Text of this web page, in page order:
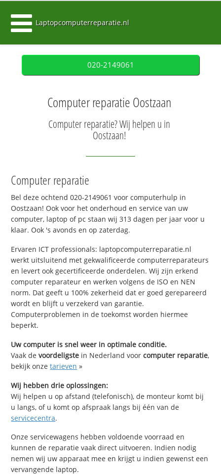
Laptopcomputerreparatie.nl
020-2149061
Computer reparatie Oostzaan
Computer reparatie? Wij helpen u in
Oostzaan!
Computer reparatie
Bel deze ochtend 020-2149061 voor computerhulp in
Oostzaan! Ook voor het onderhoud en service van uw
computer, laptop of pc staan wij 313 dagen per jaar voor u
klaar. Ook 's avonds en op zaterdag.
Ervaren ICT professionals: laptopcomputerreparatie.nl
werkt uitsluitend met gekwalificeerde computerreparateurs
en levert ook gecertificeerde onderdelen. Wij zijn erkend
computer reparateur en werken volgens de ISO en NEN
norm. Dat geeft u 100% zekerheid dat er goed gerepareerd
wordt en blijft u verzekerd van garantie.
Computerproblemen in de toekomst worden hiermee
beperkt.
Uw computer is snel weer in optimale conditie.
Vaak devoordeligste in Nederland voorcomputer reparatie,
bekijk onzetarieven »
Wij hebben drie oplossingen:
Wij helpen u op afstand (telefonisch), de monteur komt bij
u langs, of u komt op afspraak langs bij één van de
servicecentra.
Onze servicewagens hebben voldoende voorraad en
kunnen de reparatie vaak direct uitvoeren. Indien nodig
nemen wij uw apparaat mee en krijgt u indien gewenst een
vervangende laptop.